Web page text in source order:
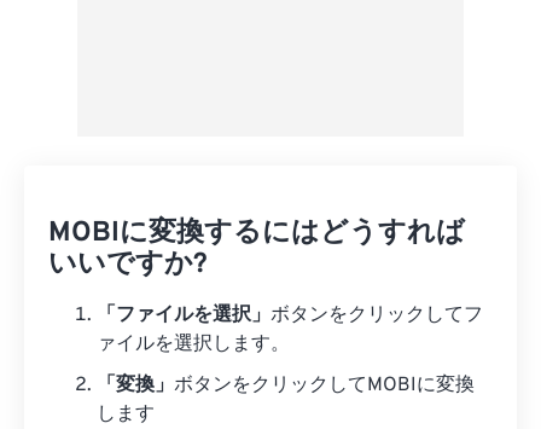
MOBIに変換するにはどうすれば
いいですか?
「ファイルを選択」 ボタンをクリックしてフ
ァイルを選択します。
「変換」 ボタンをクリックしてMOBIに変換
します